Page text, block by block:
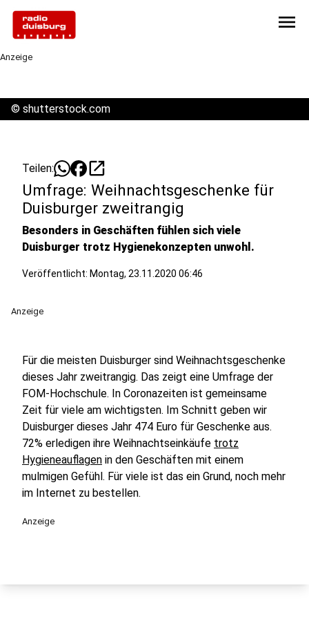
menu
Anzeige
© shutterstock.com
Teilen: open_in_new
Umfrage: Weihnachtsgeschenke für
Duisburger zweitrangig
Besonders in Geschäften fühlen sich viele
Duisburger trotz Hygienekonzepten unwohl.
Veröffentlicht: Montag, 23.11.2020 06:46
Anzeige
Für die meisten Duisburger sind Weihnachtsgeschenke
dieses Jahr zweitrangig. Das zeigt eine Umfrage der
FOM-Hochschule. In Coronazeiten ist gemeinsame
Zeit für viele am wichtigsten. Im Schnitt geben wir
Duisburger dieses Jahr 474 Euro für Geschenke aus.
72% erledigen ihre Weihnachtseinkäufe trotz
Hygieneauflagen in den Geschäften mit einem
mulmigen Gefühl. Für viele ist das ein Grund, noch mehr
im Internet zu bestellen.
Anzeige